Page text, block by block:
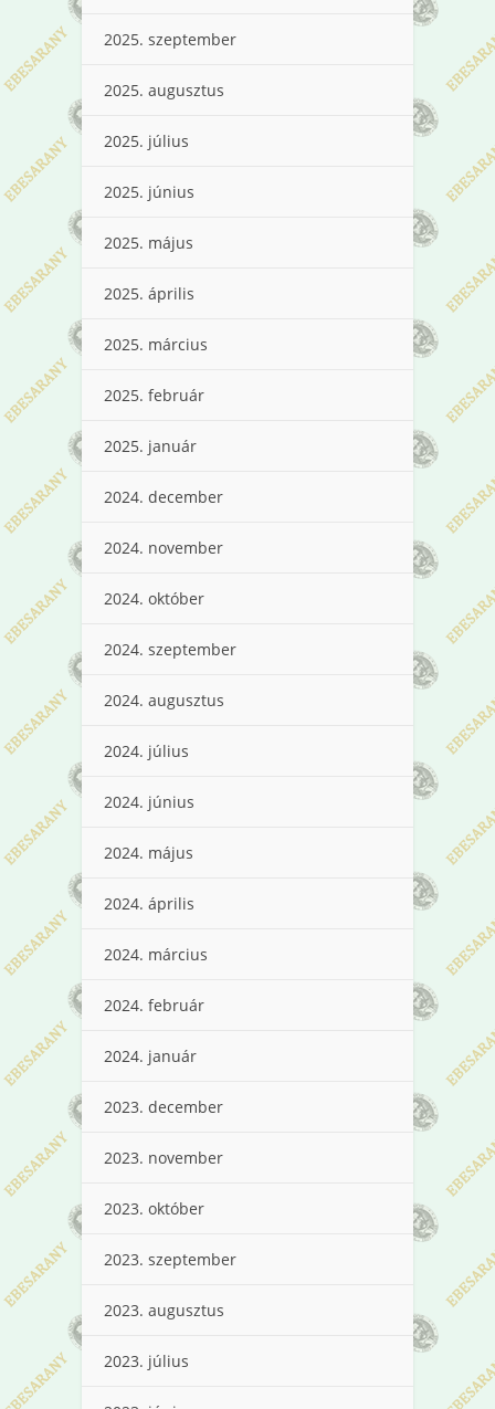
2025. szeptember
2025. augusztus
2025. július
2025. június
2025. május
2025. április
2025. március
2025. február
2025. január
2024. december
2024. november
2024. október
2024. szeptember
2024. augusztus
2024. július
2024. június
2024. május
2024. április
2024. március
2024. február
2024. január
2023. december
2023. november
2023. október
2023. szeptember
2023. augusztus
2023. július